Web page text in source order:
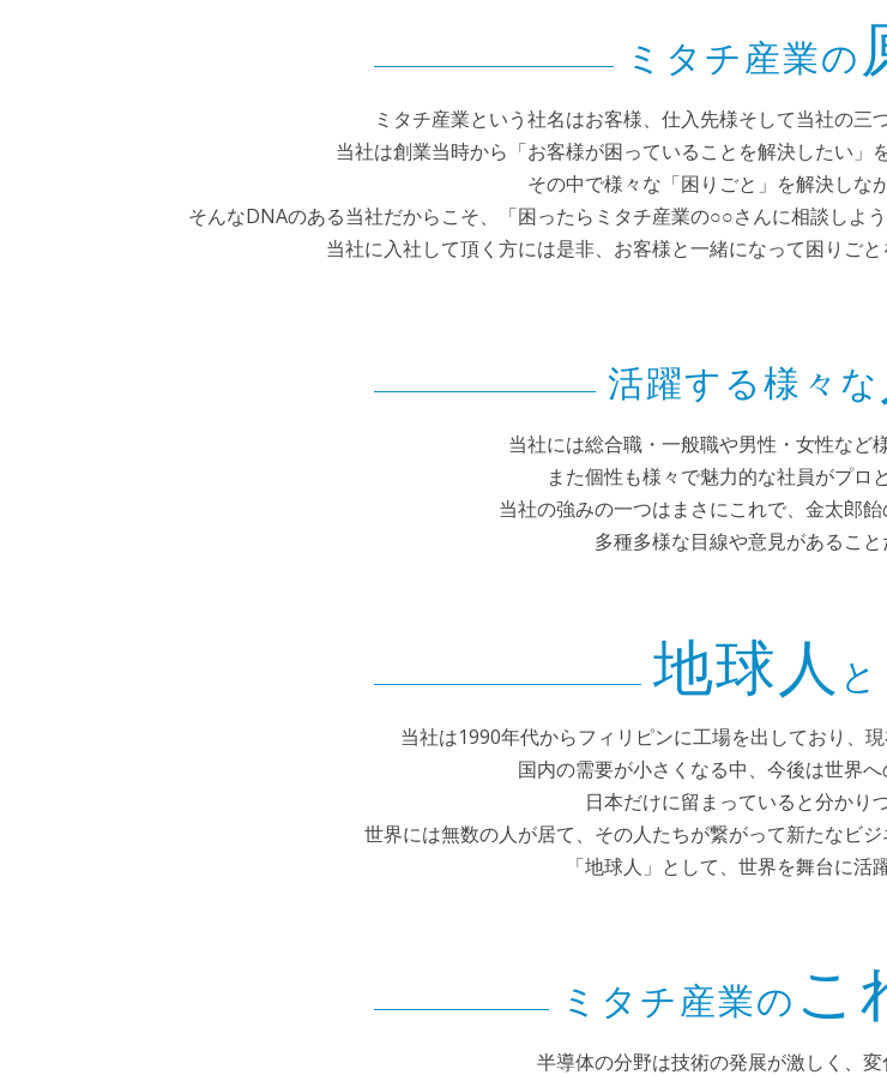
ミタチ産業の
ミタチ産業という社名はお客様、仕入先様そして当社の三
当社は創業当時から「お客様が困っていることを解決したい」
その中で様々な「困りごと」を解決しな
そんなDNAのある当社だからこそ、「困ったらミタチ産業の○○さんに相談しよ
当社に入社して頂く方には是非、お客様と一緒になって困りご
活躍する様々な
当社には総合職・一般職や男性・女性など
また個性も様々で魅力的な社員がプロ
当社の強みの一つはまさにこれで、金太郎飴
多種多様な目線や意見があること
地球人
当社は1990年代からフィリピンに工場を出しており、
国内の需要が小さくなる中、今後は世界へ
日本だけに留まっていると分かり
世界には無数の人が居て、その人たちが繋がって新たなビ
「地球人」として、世界を舞台に活
ミタチ産業の こ
半導体の分野は技術の発展が激しく、変